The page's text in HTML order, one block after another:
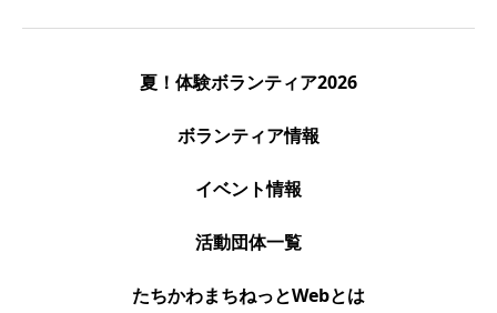
夏！体験ボランティア2026
ボランティア情報
イベント情報
活動団体一覧
たちかわまちねっとWebとは